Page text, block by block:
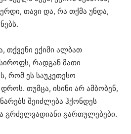
თავი და, რა თქმა უნდა,
თქვენი ექიმი ალბათ
რადგან მათი
რომ ეს საუკეთესო
თუმცა, ისინი არ ამბობენ,
შეიძლება ჰქონდეს
გრძელვადიანი გართულებები.